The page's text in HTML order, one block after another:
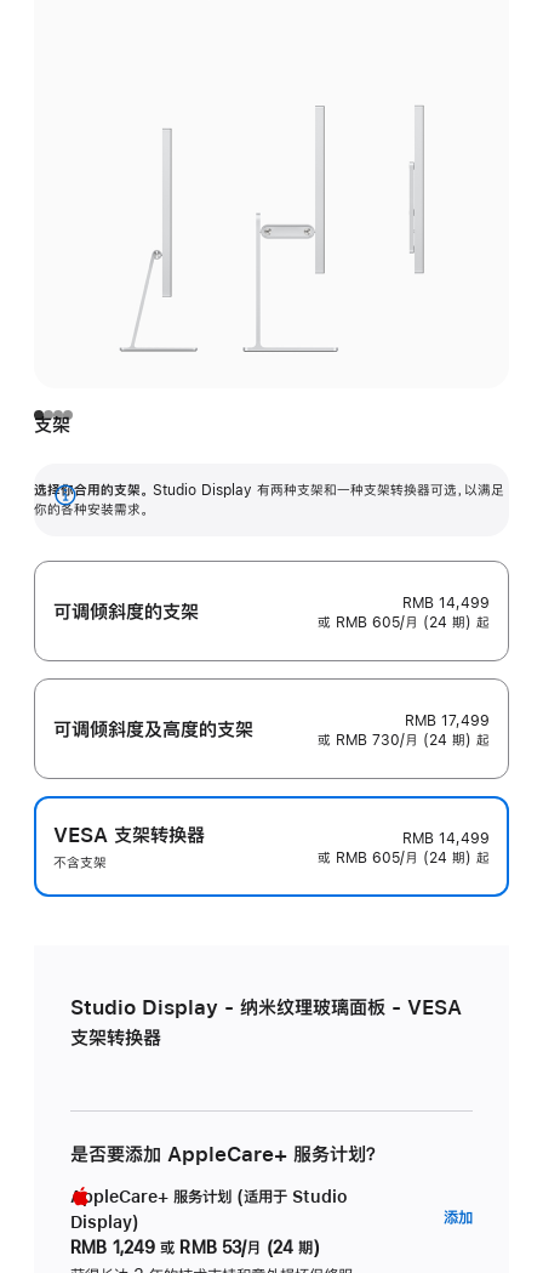
支架
选择你合用的支架。 Studio Display 有两种支架和一种支架转换器可选，以满足
你的各种安装需求。
展
可调倾斜度的支架
RMB 14,499
或 RMB 605/月 (24 期) 起
可调倾斜度及高‍度的支‍架
RMB 17,499
或 RMB 730/月 (24 期) 起
VESA 支架转换器
不含支架
RMB 14,499
或 RMB 605/月 (24 期) 起
Studio Display - 纳米纹理玻璃面板 - VESA
支架转换器
是否要添加 AppleCare+ 服务计划？
AppleCare+ 服务计划 (适用于 Studio
Display)
RMB 1,249 或 RMB 53/月 (24 期)
添加